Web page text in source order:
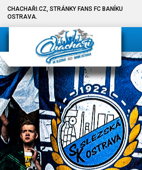
CHACHAŘI.CZ, STRÁNKY FANS FC BANÍKU
OSTRAVA.